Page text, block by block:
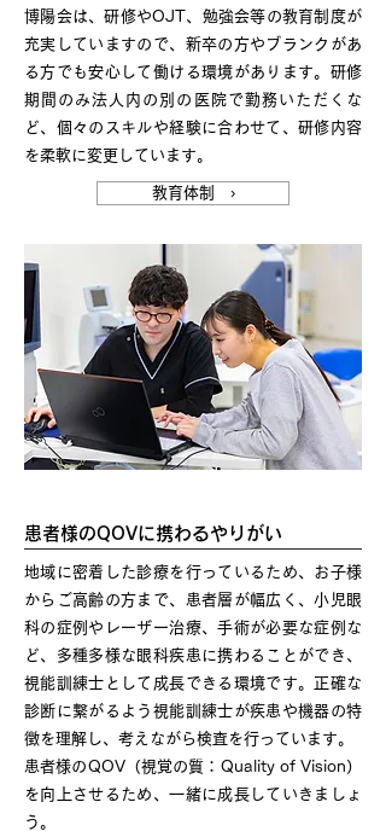
博陽会は、研修やOJT、勉強会等の教育制度が
充実していますので、新卒の方やブランクがあ
る方でも安心して働ける環境があります。研修
期間のみ法人内の別の医院で勤務いただくな
ど、個々のスキルや経験に合わせて、研修内容
を柔軟に変更しています。
教育体制 ›
患者様のQOVに携わるやりがい
地域に密着した診療を行っているため、お子様
からご高齢の方まで、患者層が幅広く、小児眼
科の症例やレーザー治療、手術が必要な症例な
ど、多種多様な眼科疾患に携わることができ、
視能訓練士として成長できる環境です。正確な
診断に繋がるよう視能訓練士が疾患や機器の特
徴を理解し、考えながら検査を行っています。
患者様のQOV（視覚の質：Quality of Vision）
を向上させるため、一緒に成長していきましょ
う。